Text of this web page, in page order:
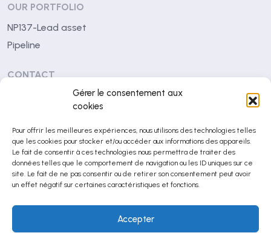
Gérer le consentement aux
cookies
Pour offrir les meilleures expériences, nous utilisons des technologies telles
que les cookies pour stocker et/ou accéder aux informations des appareils.
Le fait de consentir à ces technologies nous permettra de traiter des
données telles que le comportement de navigation ou les ID uniques sur ce
site. Le fait de ne pas consentir ou de retirer son consentement peut avoir
un effet négatif sur certaines caractéristiques et fonctions.
Accepter
OUR PORTFOLIO
NP137-Lead asset
Pipeline
CONTACT
Centre Léon Bérard
69008 Lyon (France)
contact@netrispharma.com
+33 (0)4 78 78 29 53